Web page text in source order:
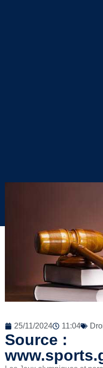
25/11/2024 11:04
Source :